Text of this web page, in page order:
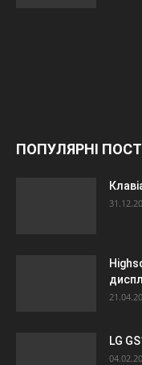
ПОПУЛЯРНІ
LG